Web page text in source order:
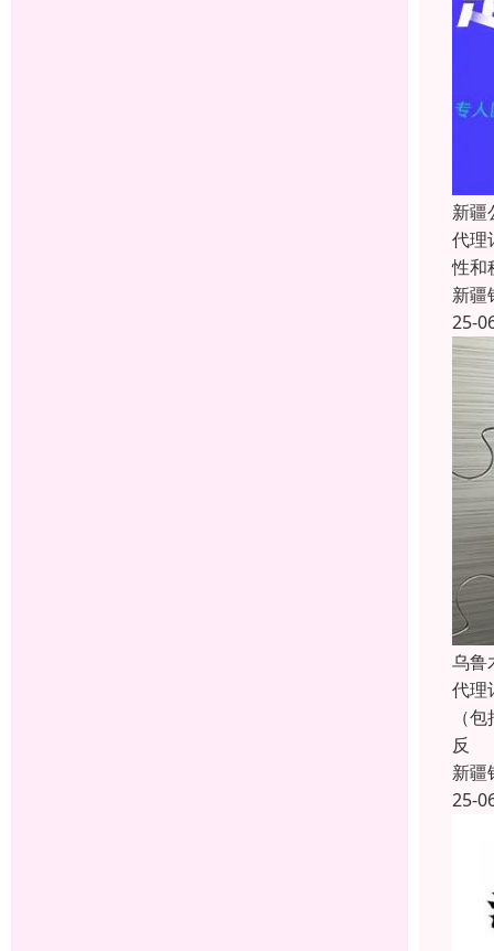
新疆
代理
性和
新疆
25-
乌鲁
代理
（
反
新疆
25-